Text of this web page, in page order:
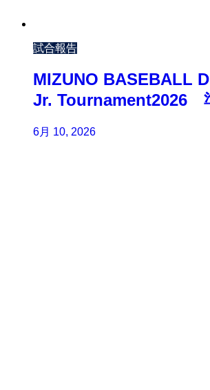
試合報告
MIZUNO BASEBALL
Jr. Tournament2026
6月 10, 2026